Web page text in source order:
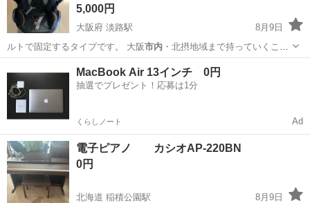
5,000円
大阪府 淡路駅
8月9日
ルトで固定するタイプです。 大阪市内・北摂地域まで持っていくこと
可能です。…
ベビー用品
MacBook Air 13インチ 0円
抽選でプレゼント！応募は1分
くらしノート Ad
電子ピアノ カシオAP-220BN
0円
北海道 稲積公園駅
8月9日